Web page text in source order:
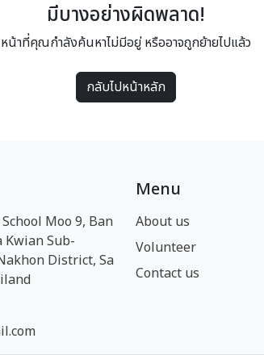
มีบางอย่างผิดพลาด!
หน้าที่คุณกำลังค้นหาไม่มีอยู่ หรืออาจถูกย้ายไปแล้ว
กลับไปหน้าหลัก
Moo 9, Ban
Kwian Sub-
District, Sa
Menu
About us
Volunteer
Contact us